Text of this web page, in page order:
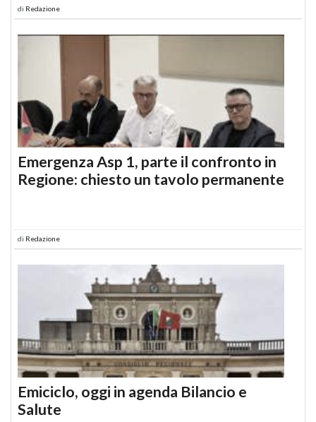
di Redazione
Emergenza Asp 1, parte il confronto in
Regione: chiesto un tavolo permanente
di Redazione
Emiciclo, oggi in agenda Bilancio e
Salute